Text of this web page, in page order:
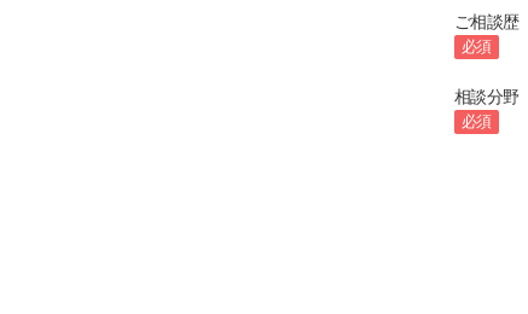
ご相談歴
必須
相談分野
必須